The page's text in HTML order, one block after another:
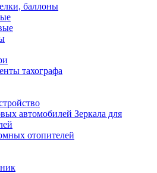
баллоны
тахографа
Зеркала для
отопителей